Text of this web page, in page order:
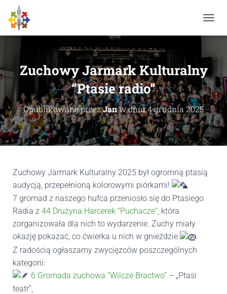
R
Ł
Ą
Z
N
A
W
I
G
Zuchowy Jarmark Kulturalny
“Ptasie radio”
Opublikowane przezJanw dniu4 grudnia 2025
Zuchowy Jarmark Kulturalny 2025 był ogromną ptasią
audycją, przepełnioną kolorowymi piórkami!
7 gromad z naszego hufca przeniosło się do Ptasiego
Radia z 44 Drużyna Harcerek “Puchacze”, która
zorganizowała dla nich to wydarzenie. Zuchy miały
okazję pokazać, co ćwierka u nich w gnieździe.
Z radością ogłaszamy zwycięzców poszczególnych
kategorii:
6 Gromada zuchowa “Wilcze Bractwo” – „Ptasi
teatr”,